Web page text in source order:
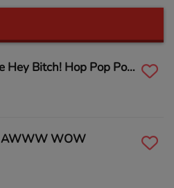
Manatane Hey Bitch! Hop Pop Pop! Dance! (Fraequenzer RmX)
AWWW WOW